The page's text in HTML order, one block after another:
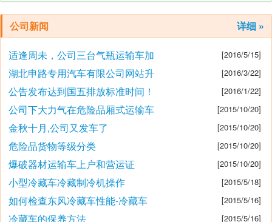
公司新闻 详细 »
适逢周未，公司三台气瓶运输车加 [2016/5/15]
湖北申路专用汽车有限公司网站升 [2016/3/22]
公告发布达到国五排放标准时间！ [2016/1/22]
公司下大力气在危险品厢式运输车 [2015/10/20]
金秋十月,公司又发车了 [2015/10/20]
危险品货物等级分类 [2015/10/20]
爆破器材运输车上户和营运证 [2015/10/20]
小型冷藏车冷藏制冷机操作 [2015/5/18]
如何检查东风冷藏车性能-冷藏车 [2015/5/16]
冷藏车的保养方法 [2015/5/16]